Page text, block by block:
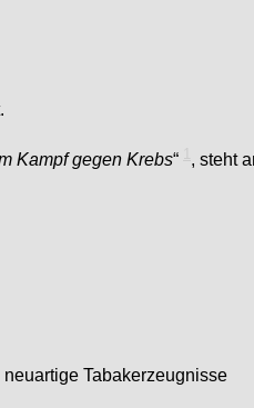
Kampf gegen Krebs“
, steht
Tabakerzeugnisse